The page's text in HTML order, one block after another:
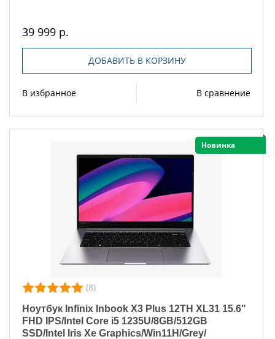
39 999 р.
ДОБАВИТЬ В КОРЗИНУ
В избранное В сравнение
Новинка
(8)
Ноутбук Infinix Inbook X3 Plus 12TH XL31 15.6"
FHD IPS/Intel Core i5 1235U/8GB/512GB
SSD/Intel Iris Xe Graphics/Win11H/Grey/